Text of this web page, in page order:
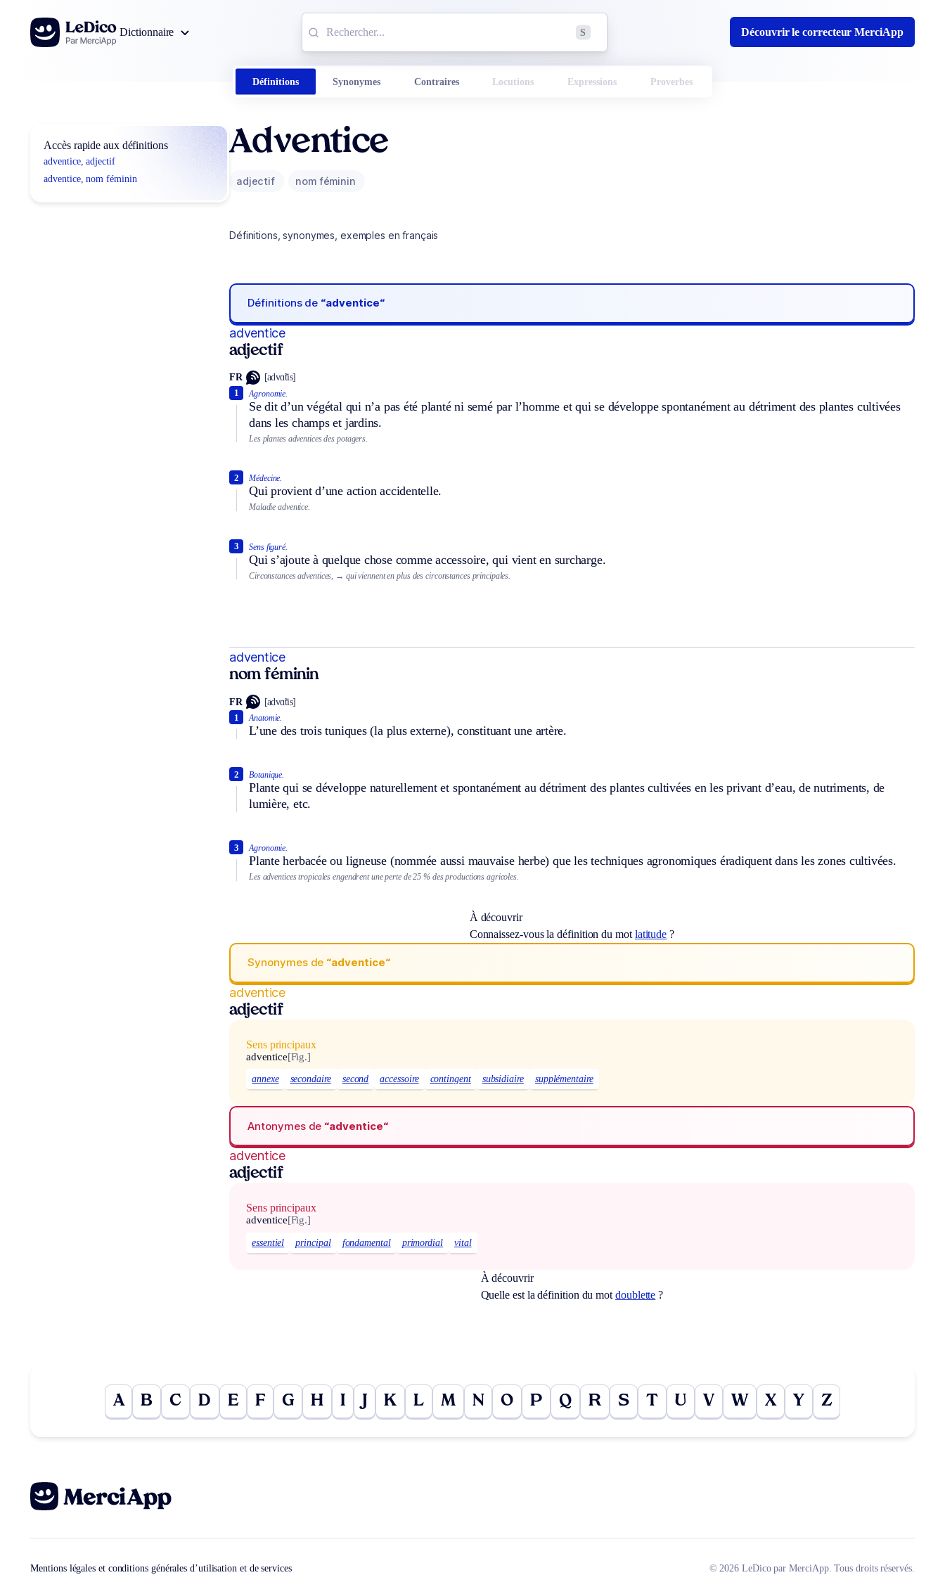
Aller au contenu
Dictionnaire
S Découvrir le correcteur MerciApp
Définitions Synonymes Contraires Locutions Expressions Proverbes
Accès rapide aux définitions
adventice, adjectif
adventice, nom féminin
Adventice
adjectif nom féminin
Définitions, synonymes, exemples en français
Définitions de “adventice“
adventice
adjectif
FR [advɑ̃tis]
Agronomie.
Se dit d’un végétal qui n’a pas été planté ni semé par l’homme et qui se développe spontanément au détriment des plantes cultivées
dans les champs et jardins.
1
Les plantes adventices des potagers.
Médecine.
Qui provient d’une action accidentelle.
2
Maladie adventice.
Sens figuré.
Qui s’ajoute à quelque chose comme accessoire, qui vient en surcharge.
3
Circonstances adventices, → qui viennent en plus des circonstances principales.
adventice
nom féminin
FR [advɑ̃tis]
Anatomie.
L’une des trois tuniques (la plus externe), constituant une artère.
1
Botanique.
Plante qui se développe naturellement et spontanément au détriment des plantes cultivées en les privant d’eau, de nutriments, de
lumière, etc.
2
Agronomie.
Plante herbacée ou ligneuse (nommée aussi mauvaise herbe) que les techniques agronomiques éradiquent dans les zones cultivées.
3
Les adventices tropicales engendrent une perte de 25 % des productions agricoles.
À découvrir
Connaissez-vous la définition du mot latitude ?
Synonymes de “adventice“
adventice
adjectif
Sens principaux
adventice[Fig.]
annexe secondaire second accessoire contingent subsidiaire supplémentaire
Antonymes de “adventice“
adventice
adjectif
Sens principaux
adventice[Fig.]
essentiel principal fondamental primordial vital
À découvrir
Quelle est la définition du motdoublette ?
A B C D E F G H I J K L M N O P Q R S T U V W X Y Z
Mentions légales et conditions générales d’utilisation et de services © 2026 LeDico par MerciApp. Tous droits réservés.